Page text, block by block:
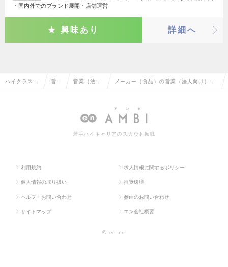
・国内外でのブランド展開・店舗運営
興味あり 詳細へ
ハイクラス求 営業 営業（法人 メーカー（食品）の営業（法人向け）の
若手ハイキャリアのスカウト転職
利用規約 求人情報に関するポリシー
個人情報の取り扱い 推奨環境
ヘルプ・お問い合わせ 参画のお問い合わせ
サイトマップ エン会社概要
© en Inc.